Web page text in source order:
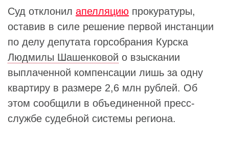
Суд отклонил апелляцию прокуратуры,
оставив в силе решение первой инстанции
по делу депутата горсобрания Курска
Людмилы Шашенковой о взыскании
выплаченной компенсации лишь за одну
квартиру в размере 2,6 млн рублей. Об
этом сообщили в объединенной пресс-
службе судебной системы региона.